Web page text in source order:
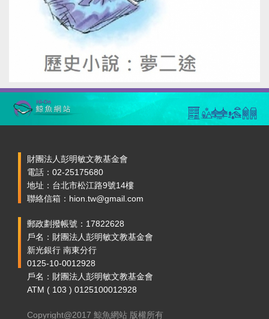
財團法人彭明敏文教基金會
電話：02-25175680
地址：台北市松江路9號14樓
聯絡信箱：hion.tw@gmail.com
郵政劃撥帳號：17822628
戶名：財團法人彭明敏文教基金會
新光銀行 南東分行
0125-10-0012928
戶名：財團法人彭明敏文教基金會
ATM ( 103 ) 0125100012928
Copyright@2017 鯨魚網站 版權所有